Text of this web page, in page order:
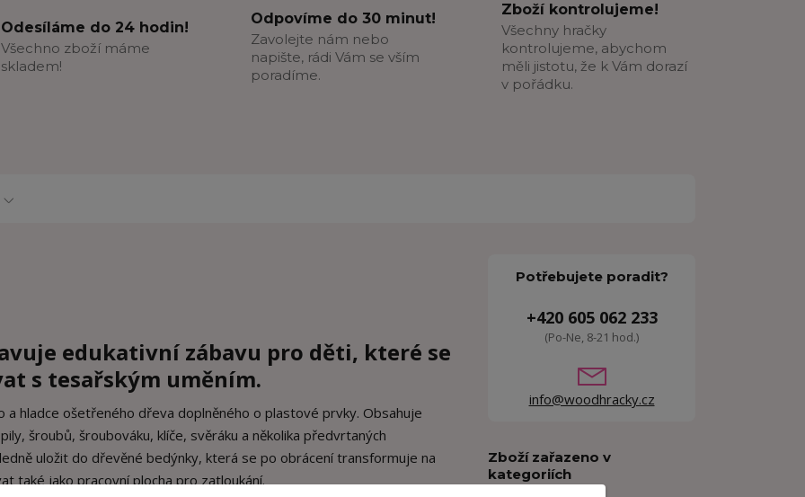
Odesíláme do 24 hodin!
Všechno zboží máme
skladem!
Odpovíme do 30 minut!
Zavolejte nám nebo
napište, rádi Vám se vším
poradíme.
Zboží kontrolujeme!
Všechny hračky
kontrolujeme, abychom
měli jistotu, že k Vám dorazí
v pořádku.
edukativní zábavu pro děti, které se
s tesařským uměním.
hladce ošetřeného dřeva doplněného o plastové prvky. Obsahuje
šroubů, šroubováku, klíče, svěráku a několika předvrtaných
uložit do dřevěné bedýnky, která se po obrácení transformuje na
také jako pracovní plocha pro zatloukání.
Potřebujete poradit?
+420 605 062 233
(Po-Ne, 8-21 hod.)
info@woodhracky.cz
Zboží zařazeno v
kategoriích